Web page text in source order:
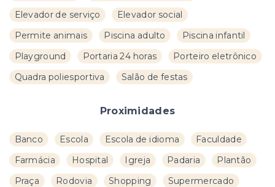
Elevador de serviço
Elevador social
Permite animais
Piscina adulto
Piscina infantil
Playground
Portaria 24 horas
Porteiro eletrônico
Quadra poliesportiva
Salão de festas
Proximidades
Banco Escola Escola de idioma
Faculdade
Farmácia
Hospital Igreja Padaria
Plantão
Praça
Rodovia Shopping
Supermercado